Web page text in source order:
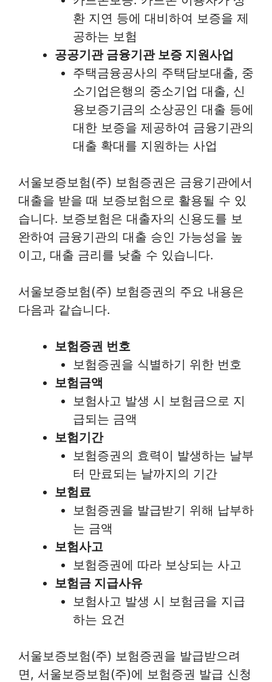
환 지연 등에 대비하여 보증을 제
공하는 보험
공공기관 금융기관 보증 지원사업
주택금융공사의 주택담보대출, 중
소기업은행의 중소기업 대출, 신
용보증기금의 소상공인 대출 등에
대한 보증을 제공하여 금융기관의
대출 확대를 지원하는 사업
서울보증보험(주) 보험증권은 금융기관에서
대출을 받을 때 보증보험으로 활용될 수 있
습니다. 보증보험은 대출자의 신용도를 보
완하여 금융기관의 대출 승인 가능성을 높
이고, 대출 금리를 낮출 수 있습니다.
서울보증보험(주) 보험증권의 주요 내용은
다음과 같습니다.
보험증권 번호
보험증권을 식별하기 위한 번호
보험금액
보험사고 발생 시 보험금으로 지
급되는 금액
보험기간
보험증권의 효력이 발생하는 날부
터 만료되는 날까지의 기간
보험료
보험증권을 발급받기 위해 납부하
는 금액
보험사고
보험증권에 따라 보상되는 사고
보험금 지급사유
보험사고 발생 시 보험금을 지급
하는 요건
서울보증보험(주) 보험증권을 발급받으려
면, 서울보증보험(주)에 보험증권 발급 신청